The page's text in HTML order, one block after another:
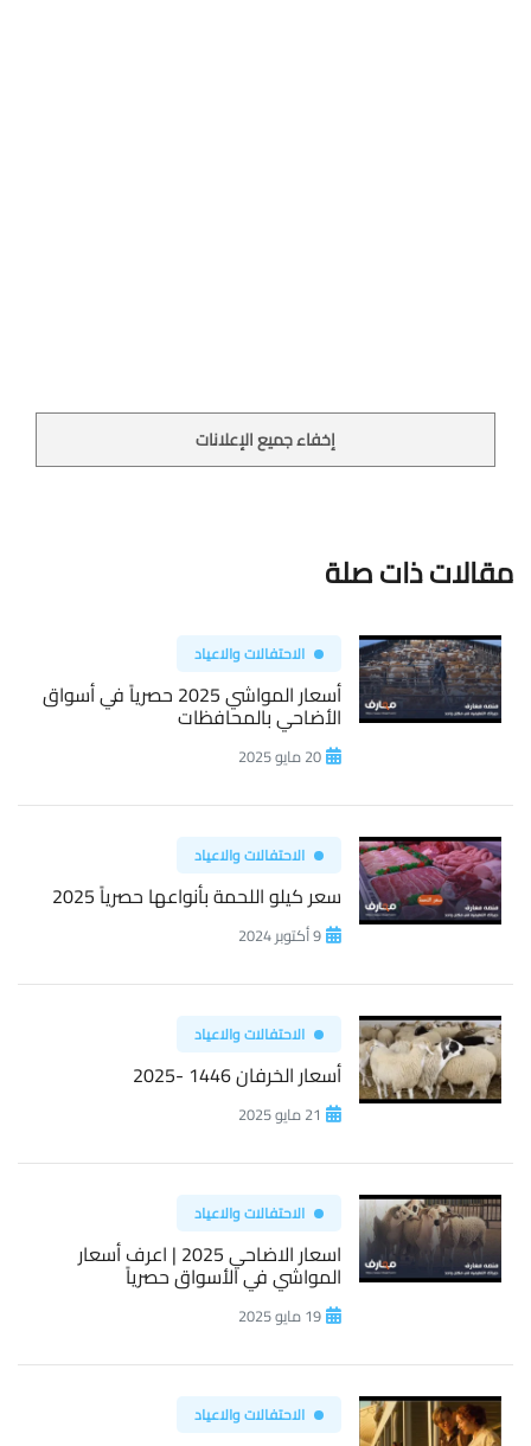
إخفاء جميع الإعلانات
مقالات ذات صلة
الاحتفالات والاعياد
أسعار المواشي 2025 حصرياً في أسواق
الأضاحي بالمحافظات
20 مايو 2025
الاحتفالات والاعياد
سعر كيلو اللحمة بأنواعها حصرياً 2025
9 أكتوبر 2024
الاحتفالات والاعياد
أسعار الخرفان 1446 -2025
21 مايو 2025
الاحتفالات والاعياد
اسعار الاضاحي 2025 | اعرف أسعار
المواشي في الأسواق حصرياً
19 مايو 2025
الاحتفالات والاعياد